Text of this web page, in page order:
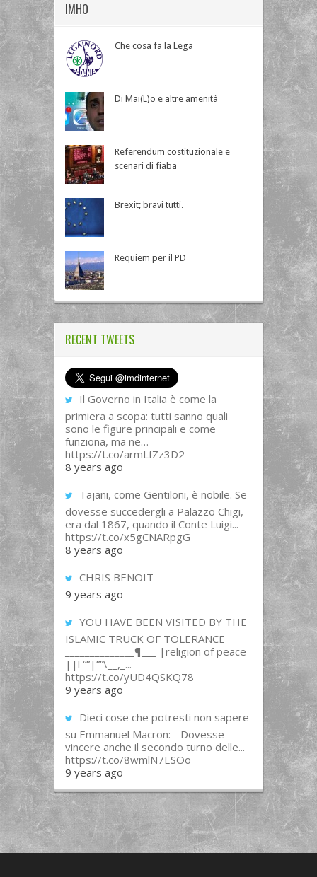
IMHO
Che cosa fa la Lega
Di Mai(L)o e altre amenità
Referendum costituzionale e
scenari di fiaba
Brexit; bravi tutti.
Requiem per il PD
RECENT TWEETS
Il Governo in Italia è come la
primiera a scopa: tutti sanno quali
sono le figure principali e come
funziona, ma ne…
https://t.co/armLfZz3D2
8 years ago
Tajani, come Gentiloni, è nobile. Se
dovesse succedergli a Palazzo Chigi,
era dal 1867, quando il Conte Luigi...
https://t.co/x5gCNARpgG
8 years ago
CHRIS BENOIT
9 years ago
YOU HAVE BEEN VISITED BY THE
ISLAMIC TRUCK OF TOLERANCE
______________¶___ |religion of peace
||l “”|””\__,_...
https://t.co/yUD4QSKQ78
9 years ago
Dieci cose che potresti non sapere
su Emmanuel Macron: - Dovesse
vincere anche il secondo turno delle...
https://t.co/8wmlN7ESOo
9 years ago